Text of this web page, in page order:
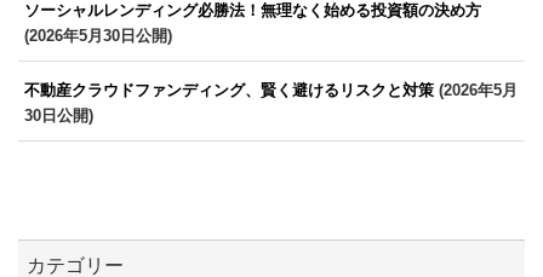
ソーシャルレンディング必勝法！無理なく始める投資額の決め方
(2026年5月30日公開)
不動産クラウドファンディング、賢く避けるリスクと対策 (2026年5月
30日公開)
カテゴリー